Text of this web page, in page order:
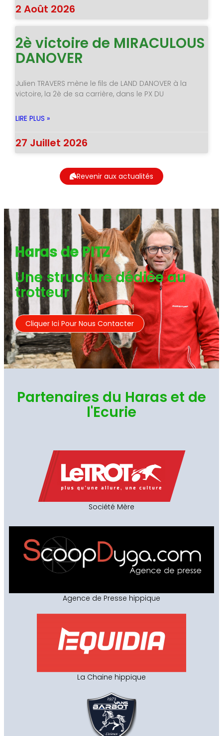
2 Août 2026
2è victoire de MIRACULOUS
DANOVER
Julien TRAVERS mène le fils de LAND DANOVER à la
victoire, la 2è de sa carrière, dans le PX DU
LIRE PLUS »
27 Juillet 2026
Revenir aux actualités
Haras de PITZ
Une structure dédiée au
trotteur
Cliquer Ici Pour Nous Contacter
Partenaires du Haras et de
l'Ecurie
Société Mère
Agence de Presse hippique
La Chaine hippique